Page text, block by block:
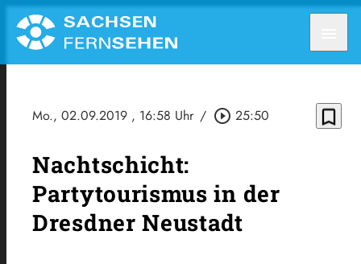
Mo., 02.09.2019 , 16:58 Uhr / play_circle_outline 25:50 bookmark_border
Nachtschicht:
Partytourismus in der
Dresdner Neustadt